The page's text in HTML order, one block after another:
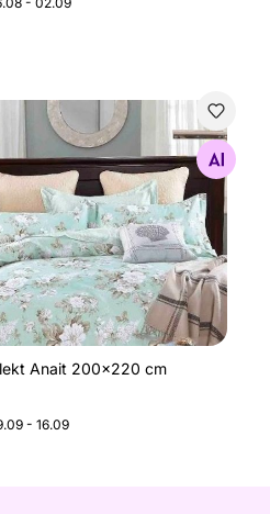
Anait 200x220 cm
Otsi sarnaseid
Anait 200x220 cm
- 16.09